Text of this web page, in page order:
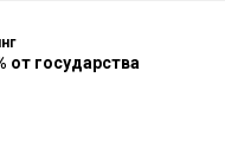
от государства